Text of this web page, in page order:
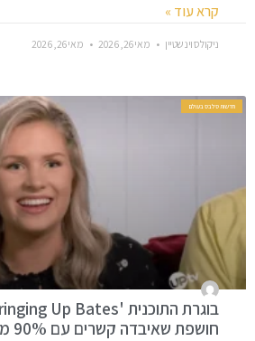
קרא עוד »
ניקולס וינשטיין מאי 26, 2026 מאי 26, 2026
חדשות סלבס בעולם
חושפת שאיבדה קשרים עם 90% מהמשפחה שלה